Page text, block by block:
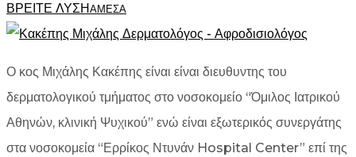
ΒΡΕΙΤΕ ΛΥΣΗΑΜΕΣΑ
Ο κος Μιχάλης Κακέπης είναι είναι διευθυντης του
δερματολογικού τμήματος στο νοσοκομείο “Όμιλος Ιατρικού
Αθηνών, κλινική Ψυχικού” ενώ είναι εξωτερικός συνεργάτης
στα νοσοκομεία “Ερρίκος Ντυνάν Hospital Center” επί της